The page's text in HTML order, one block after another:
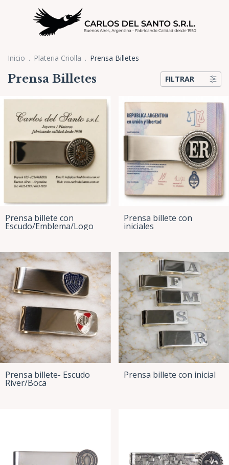
Inicio . Plateria Criolla . Prensa Billetes
Prensa Billetes FILTRAR
Prensa billete con
Escudo/Emblema/Logo
Prensa billete con
iniciales
Prensa billete- Escudo
River/Boca
Prensa billete con inicial